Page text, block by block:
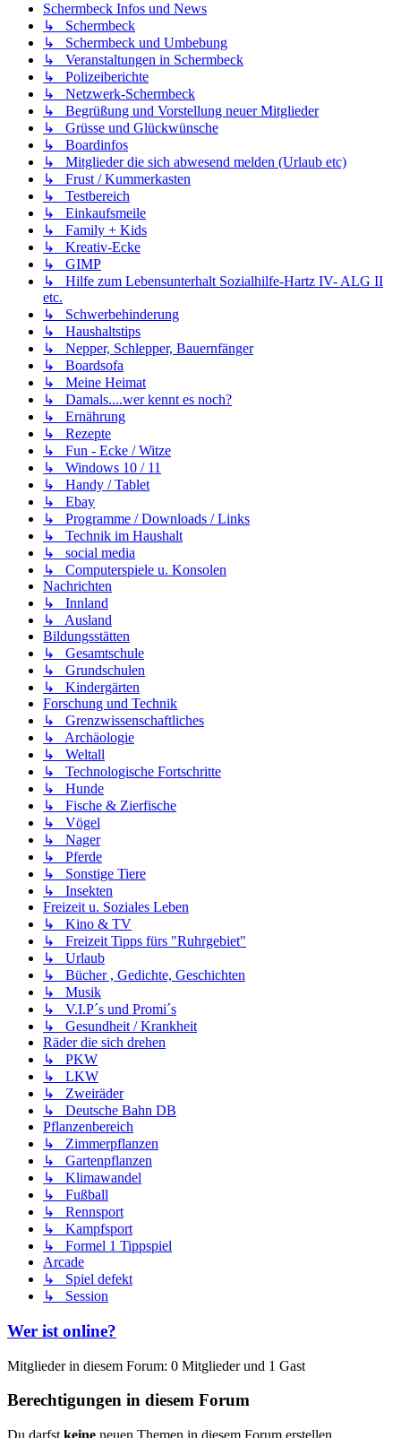
Schermbeck Infos und News
↳ Schermbeck
↳ Schermbeck und Umbebung
↳ Veranstaltungen in Schermbeck
↳ Polizeiberichte
↳ Netzwerk-Schermbeck
↳ Begrüßung und Vorstellung neuer Mitglieder
↳ Grüsse und Glückwünsche
↳ Boardinfos
↳ Mitglieder die sich abwesend melden (Urlaub etc)
↳ Frust / Kummerkasten
↳ Testbereich
↳ Einkaufsmeile
↳ Family + Kids
↳ Kreativ-Ecke
↳ GIMP
↳ Hilfe zum Lebensunterhalt Sozialhilfe-Hartz IV- ALG II
etc.
↳ Schwerbehinderung
↳ Haushaltstips
↳ Nepper, Schlepper, Bauernfänger
↳ Boardsofa
↳ Meine Heimat
↳ Damals....wer kennt es noch?
↳ Ernährung
↳ Rezepte
↳ Fun - Ecke / Witze
↳ Windows 10 / 11
↳ Handy / Tablet
↳ Ebay
↳ Programme / Downloads / Links
↳ Technik im Haushalt
↳ social media
↳ Computerspiele u. Konsolen
Nachrichten
↳ Innland
↳ Ausland
Bildungsstätten
↳ Gesamtschule
↳ Grundschulen
↳ Kindergärten
Forschung und Technik
↳ Grenzwissenschaftliches
↳ Archäologie
↳ Weltall
↳ Technologische Fortschritte
↳ Hunde
↳ Fische & Zierfische
↳ Vögel
↳ Nager
↳ Pferde
↳ Sonstige Tiere
↳ Insekten
Freizeit u. Soziales Leben
↳ Kino & TV
↳ Freizeit Tipps fürs "Ruhrgebiet"
↳ Urlaub
↳ Bücher , Gedichte, Geschichten
↳ Musik
↳ V.I.P´s und Promi´s
↳ Gesundheit / Krankheit
Räder die sich drehen
↳ PKW
↳ LKW
↳ Zweiräder
↳ Deutsche Bahn DB
Pflanzenbereich
↳ Zimmerpflanzen
↳ Gartenpflanzen
↳ Klimawandel
↳ Fußball
↳ Rennsport
↳ Kampfsport
↳ Formel 1 Tippspiel
Arcade
↳ Spiel defekt
↳ Session
Wer ist online?
Mitglieder in diesem Forum: 0 Mitglieder und 1 Gast
Berechtigungen in diesem Forum